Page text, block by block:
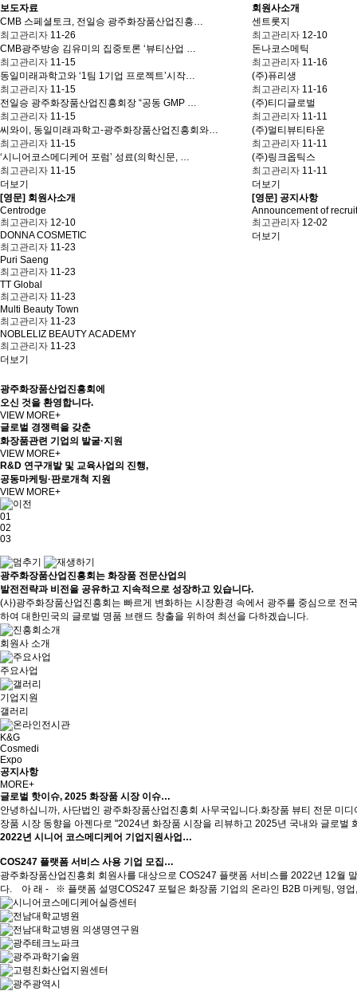
보도자료
CMB 스페셜토크, 전일승 광주화장품산업진흥…
최고관리자 11-26
CMB광주방송 김유미의 집중토론 ‘뷰티산업 …
최고관리자 11-15
동일미래과학고와 ‘1팀 1기업 프로젝트’시작…
최고관리자 11-15
전일승 광주화장품산업진흥회장 “공동 GMP …
최고관리자 11-15
씨와이, 동일미래과학고-광주화장품산업진흥회와…
최고관리자 11-15
‘시니어코스메디케어 포럼’ 성료(의학신문, …
최고관리자 11-15
더보기
회원사소개
센트롯지
최고관리자 12-10
돈나코스메틱
최고관리자 11-16
(주)퓨리생
최고관리자 11-16
(주)티디글로벌
최고관리자 11-11
(주)멀티뷰티타운
최고관리자 11-11
(주)링크옵틱스
최고관리자 11-11
더보기
[영문] 회원사소개
Centrodge
최고관리자 12-10
DONNA COSMETIC
최고관리자 11-23
Puri Saeng
최고관리자 11-23
TT Global
최고관리자 11-23
Multi Beauty Town
최고관리자 11-23
NOBLELIZ BEAUTY ACADEMY
최고관리자 11-23
더보기
[영문] 공지사항
Announcement of
최고관리자 12-02
더보기
광주화장품산업진흥회에
오신 것을 환영합니다.
VIEW MORE+
글로벌 경쟁력을 갖춘
화장품관련 기업의 발굴·지원
VIEW MORE+
R&D 연구개발 및 교육사업의 진행,
공동마케팅·판로개척 지원
VIEW MORE+
01
02
03
광주화장품산업진흥회 는 화장품 전문산업의
발전전략과 비전을 공유하고 지속적으로 성장하고 있습니다.
(사)광주화장품산업진흥회는 빠르게 변화하는 시장환경 속에서 광주를 중심으로
하여 대한민국의 글로벌 명품 브랜드 창출을 위하여 최선을 다하겠습니다.
회원사 소개
주요사업
기업지원
갤러리
K&G
Cosmedi
Expo
공지사항
MORE+
글로벌 핫이슈, 2025 화장품 시장 이슈…
안녕하십니까, 사단법인 광주화장품산업진흥회 사무국입니다.화장품 뷰티 전문 미
장품 시장 동향을 아젠다로 "2024년 화장품 시장을 리뷰하고 2025년 국내와 글로
2022년 시니어 코스메디케어 기업지원사업…
COS247 플랫폼 서비스 사용 기업 모집…
광주화장품산업진흥회 회원사를 대상으로 COS247 플랫폼 서비스를 2022년 12월
다. 아 래 - ※ 플랫폼 설명COS247 포털은 화장품 기업의 온라인 B2B 마케팅, 영업